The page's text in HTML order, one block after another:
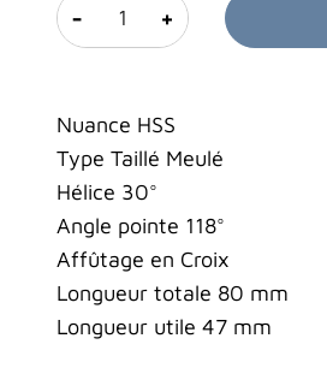
- +
Nuance HSS
Type Taillé Meulé
Hélice 30°
Angle pointe 118°
Affûtage en Croix
Longueur totale 80 mm
Longueur utile 47 mm